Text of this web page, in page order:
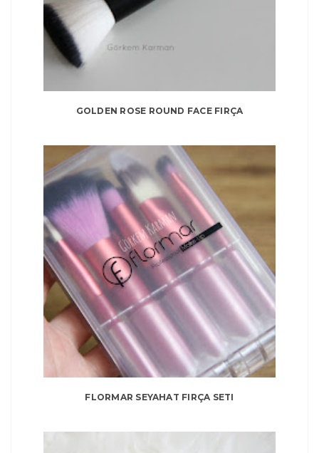
GOLDEN ROSE ROUND FACE FIRÇA
FLORMAR SEYAHAT FIRÇA SETI